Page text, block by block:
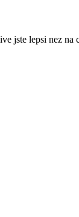
jste lepsi nez na